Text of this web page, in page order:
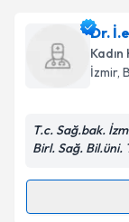
Op. Dr.
oluşturun.
takvim
Metni
Dr.
İzmir,
T.c. Sağ.bak.
Birl. Sağ. Bil.üni.